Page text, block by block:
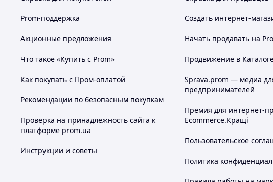
Prom-поддержка
Акционные предложения
Что такое «Купить с Prom»
Как покупать с Пром-оплатой
Рекомендации по безопасным покупкам
Проверка на принадлежность сайта к
платформе prom.ua
Инструкции и советы
Создать интернет-
Начать продавать на
Продвижение в
Sprava.prom — медиа
предпринимателей
Премия для интернет-
Ecommerce.Кращі
Пользовательское
Политика